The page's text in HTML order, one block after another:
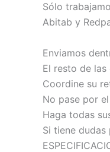
Sólo
Abitab y
Enviamos
El resto de
Coordine su
No pase por
Haga todas
Si tiene dudas